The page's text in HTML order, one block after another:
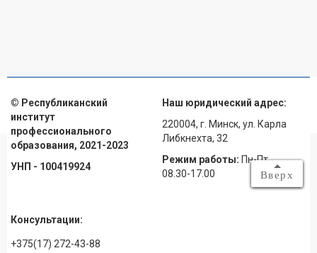
Вверх
© Республиканский
институт
профессионального
образования, 2021-2023
УНП - 100419924
Наш юридический адрес:
220004, г. Минск, ул. Карла
Либкнехта, 32
Режим работы: Пн-Пт
08.30-17.00
Консультации:
+375(17) 272-43-88